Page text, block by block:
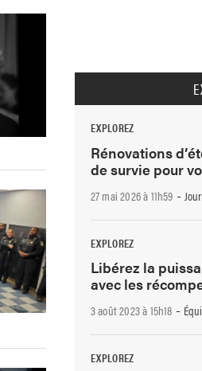
EXPLOREZ
Rénovations
de survie pour
27 mai 2026 à 11h59 -
EXPLOREZ
Libérez la
avec les
3 août 2023 à 15h18 -
EXPLOREZ